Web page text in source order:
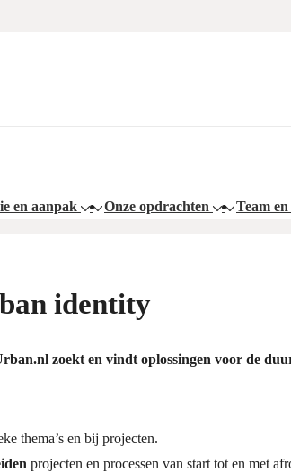
en aanpak Onze opdrachten Team
identity
zoekt en vindt oplossingen voor de
thema’s en bij projecten.
projecten en processen van start tot en met